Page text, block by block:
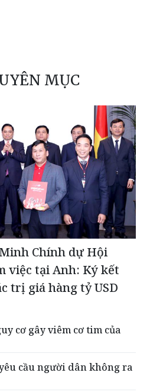
MỤC
Chính dự Hội
việc tại Anh: Ký kết
trị giá hàng tỷ USD
cơ gây viêm cơ tim của
cầu người dân không ra